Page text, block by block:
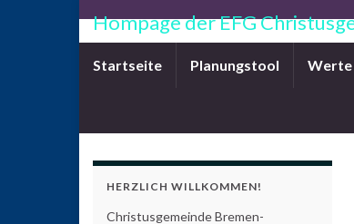
Hompage der EFG
Startseite Planungstool Werte
HERZLICH WILLKOMMEN!
Christusgemeinde Bremen-